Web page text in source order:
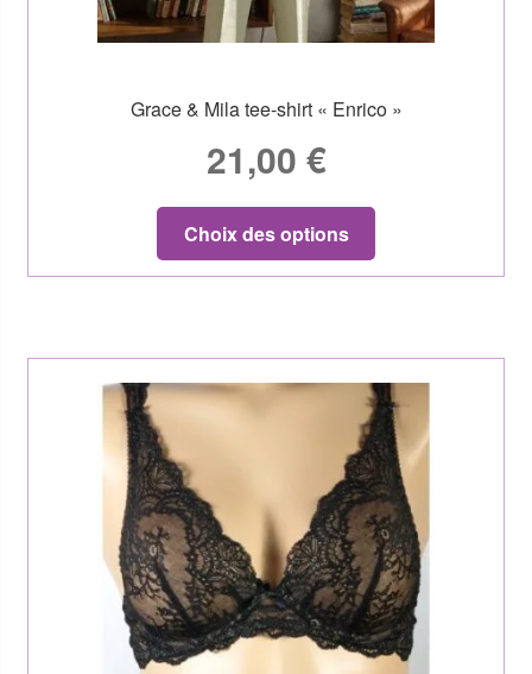
Grace & Mila tee-shirt « Enrico »
21,00 €
Choix des options